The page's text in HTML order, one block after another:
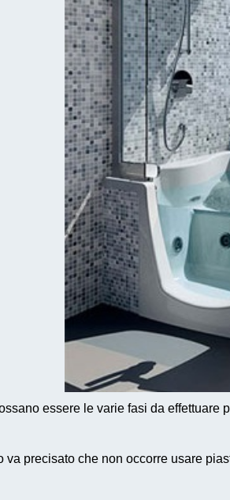
essere le varie fasi da effettuare
va precisato che non occorre usare